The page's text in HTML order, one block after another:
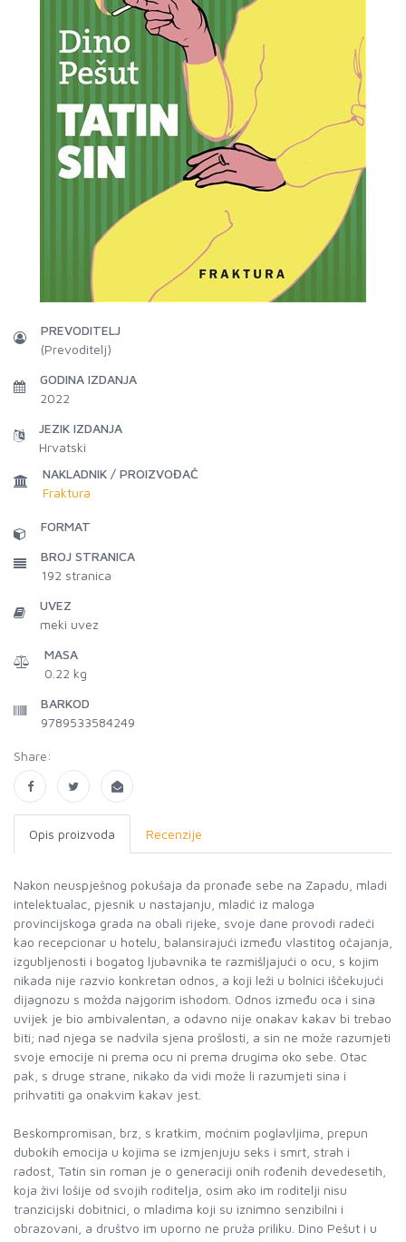
PREVODITELJ
(Prevoditelj)
GODINA IZDANJA
2022
JEZIK IZDANJA
Hrvatski
NAKLADNIK / PROIZVOĐAČ
Fraktura
FORMAT
BROJ STRANICA
192 stranica
UVEZ
meki uvez
MASA
0.22 kg
BARKOD
9789533584249
Share:
Opis proizvoda Recenzije
Nakon neuspješnog pokušaja da pronađe sebe na Zapadu, mladi
intelektualac, pjesnik u nastajanju, mladić iz maloga
provincijskoga grada na obali rijeke, svoje dane provodi radeći
kao recepcionar u hotelu, balansirajući između vlastitog očajanja,
izgubljenosti i bogatog ljubavnika te razmišljajući o ocu, s kojim
nikada nije razvio konkretan odnos, a koji leži u bolnici iščekujući
dijagnozu s možda najgorim ishodom. Odnos između oca i sina
uvijek je bio ambivalentan, a odavno nije onakav kakav bi trebao
biti; nad njega se nadvila sjena prošlosti, a sin ne može razumjeti
svoje emocije ni prema ocu ni prema drugima oko sebe. Otac
pak, s druge strane, nikako da vidi može li razumjeti sina i
prihvatiti ga onakvim kakav jest.
Beskompromisan, brz, s kratkim, moćnim poglavljima, prepun
dubokih emocija u kojima se izmjenjuju seks i smrt, strah i
radost, Tatin sin roman je o generaciji onih rođenih devedesetih,
koja živi lošije od svojih roditelja, osim ako im roditelji nisu
tranzicijski dobitnici, o mladima koji su iznimno senzibilni i
obrazovani, a društvo im uporno ne pruža priliku. Dino Pešut i u